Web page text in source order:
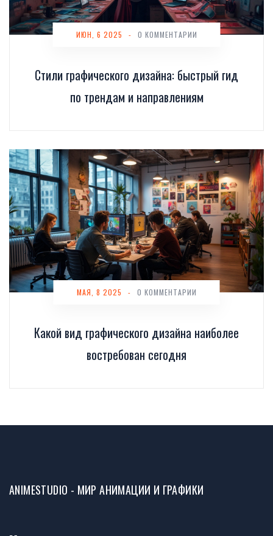
Стили графического дизайна: быстрый гид
по трендам и направлениям
ИЮН, 6 2025 - 0 КОММЕНТАРИИ
Какой вид графического дизайна наиболее
востребован сегодня
МАЯ, 8 2025 - 0 КОММЕНТАРИИ
ANIMESTUDIO - МИР АНИМАЦИИ И ГРАФИКИ